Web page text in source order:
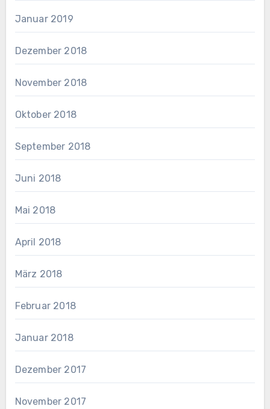
Januar 2019
Dezember 2018
November 2018
Oktober 2018
September 2018
Juni 2018
Mai 2018
April 2018
März 2018
Februar 2018
Januar 2018
Dezember 2017
November 2017